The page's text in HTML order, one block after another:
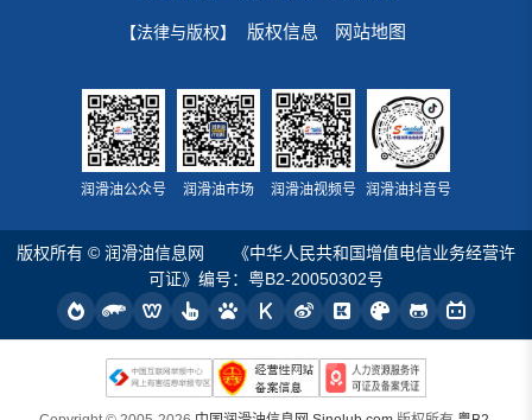
【法律与版权】 版权信息 网站地图
润滑油公众号 润滑油市场 润滑油视频号 润滑油抖音号
版权所有 © 润滑油信息网
《中华人民共和国增值电信业务经营许
可证》编号：粤B2-20050302号